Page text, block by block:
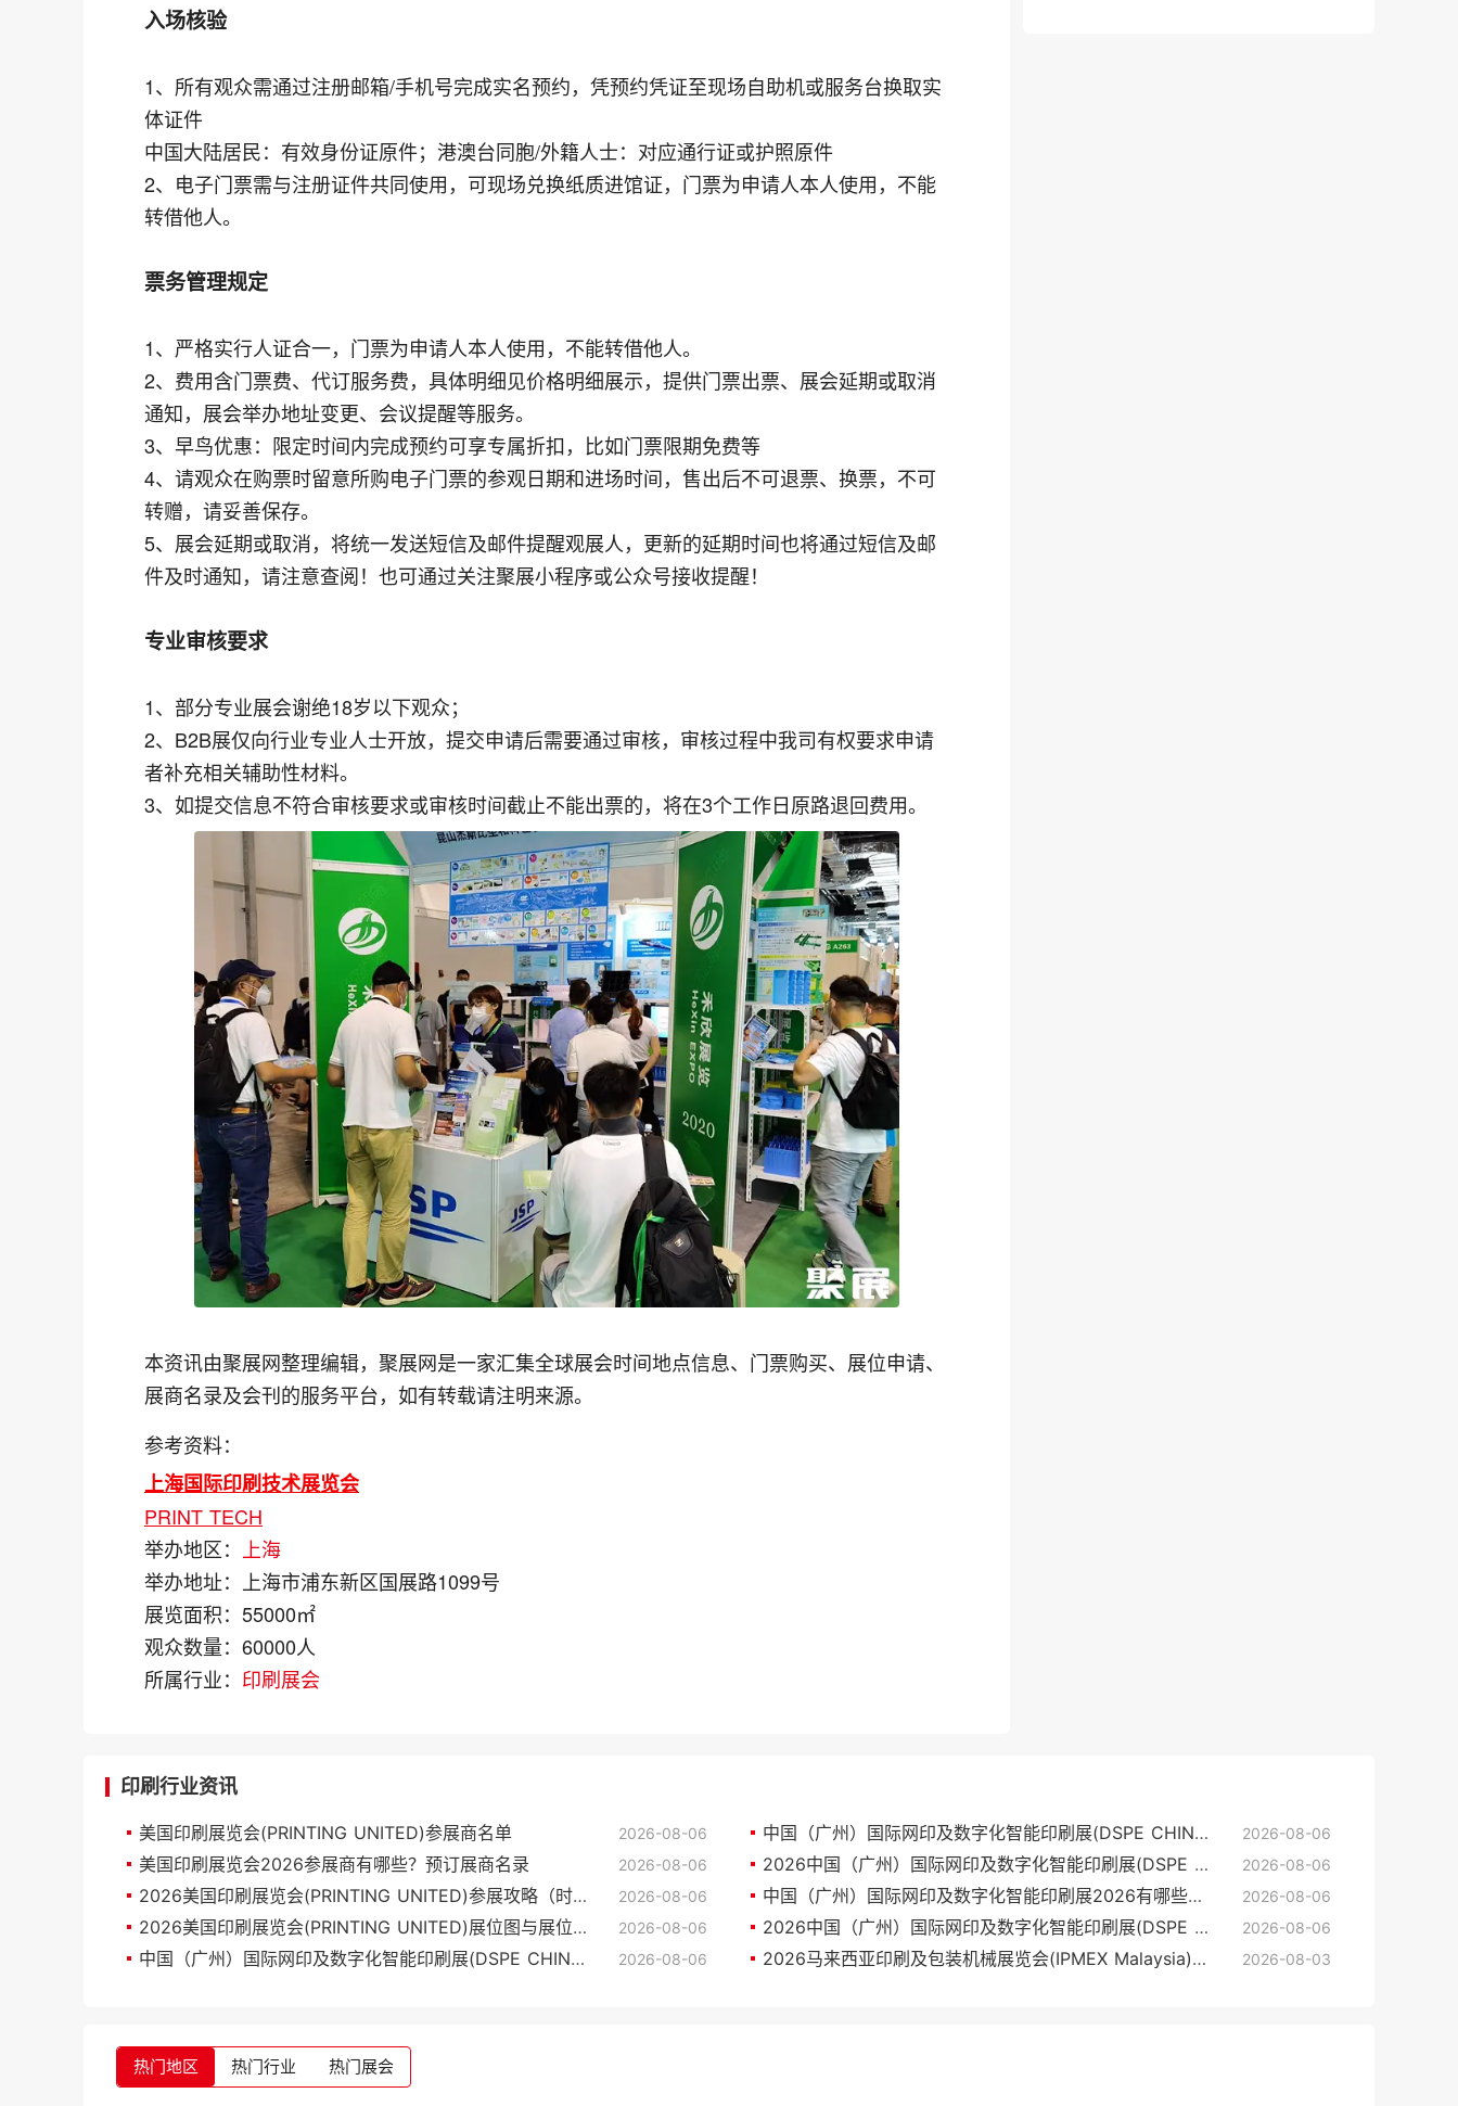
入场核验
1、所有观众需通过注册邮箱/手机号完成实名预约，凭预约凭证至现场自助机或服务台换取实
体证件
中国大陆居民：有效身份证原件；港澳台同胞/外籍人士：对应通行证或护照原件
2、电子门票需与注册证件共同使用，可现场兑换纸质进馆证，门票为申请人本人使用，不能
转借他人。
票务管理规定
1、严格实行人证合一，门票为申请人本人使用，不能转借他人。
2、费用含门票费、代订服务费，具体明细见价格明细展示，提供门票出票、展会延期或取消
通知，展会举办地址变更、会议提醒等服务。
3、早鸟优惠：限定时间内完成预约可享专属折扣，比如门票限期免费等
4、请观众在购票时留意所购电子门票的参观日期和进场时间，售出后不可退票、换票，不可
转赠，请妥善保存。
5、展会延期或取消，将统一发送短信及邮件提醒观展人，更新的延期时间也将通过短信及邮
件及时通知，请注意查阅！也可通过关注聚展小程序或公众号接收提醒！
专业审核要求
1、部分专业展会谢绝18岁以下观众；
2、B2B展仅向行业专业人士开放，提交申请后需要通过审核，审核过程中我司有权要求申请
者补充相关辅助性材料。
3、如提交信息不符合审核要求或审核时间截止不能出票的，将在3个工作日原路退回费用。
本资讯由聚展网整理编辑，聚展网是一家汇集全球展会时间地点信息、门票购买、展位申请、
展商名录及会刊的服务平台，如有转载请注明来源。
参考资料：
上海国际印刷技术展览会
PRINT TECH
举办地区：
上海
举办地址：
上海市浦东新区国展路1099号
展览面积： 55000㎡
观众数量： 60000人
所属行业： 印刷展会
印刷行业资讯
美国印刷展览会(PRINTING UNITED)参展商名单 2026-08-06
美国印刷展览会2026参展商有哪些？预订展商名录 2026-08-06
2026美国印刷展览会(PRINTING UNITED)参展攻略（时间+地点+门票） 2026-08-06
2026美国印刷展览会(PRINTING UNITED)展位图与展位申请 2026-08-06
中国（广州）国际网印及数字化智能印刷展(DSPE CHINA)展商名录 2026-08-06
中国（广州）国际网印及数字化智能印刷展(DSPE CHINA)2026逛展指南：时间地点/门票价格 2026-08-06
2026中国（广州）国际网印及数字化智能印刷展(DSPE CHINA)展位费与展位预订 2026-08-06
中国（广州）国际网印及数字化智能印刷展2026有哪些参展商？参展商名单大全 2026-08-06
2026中国（广州）国际网印及数字化智能印刷展(DSPE CHINA)的展会亮点 2026-08-06
2026马来西亚印刷及包装机械展览会(IPMEX Malaysia)展位价格与展位申请 2026-08-03
热门地区 热门行业 热门展会